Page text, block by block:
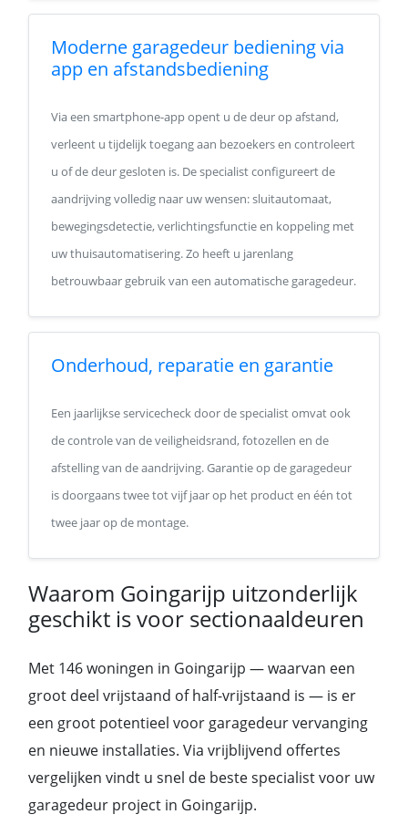
Moderne garagedeur bediening via
app en afstandsbediening
Via een smartphone-app opent u de deur op afstand,
verleent u tijdelijk toegang aan bezoekers en controleert
u of de deur gesloten is. De specialist configureert de
aandrijving volledig naar uw wensen: sluitautomaat,
bewegingsdetectie, verlichtingsfunctie en koppeling met
uw thuisautomatisering. Zo heeft u jarenlang
betrouwbaar gebruik van een automatische garagedeur.
Onderhoud, reparatie en garantie
Een jaarlijkse servicecheck door de specialist omvat ook
de controle van de veiligheidsrand, fotozellen en de
afstelling van de aandrijving. Garantie op de garagedeur
is doorgaans twee tot vijf jaar op het product en één tot
twee jaar op de montage.
Waarom Goingarijp uitzonderlijk
geschikt is voor sectionaaldeuren
Met 146 woningen in Goingarijp — waarvan een
groot deel vrijstaand of half-vrijstaand is — is er
een groot potentieel voor garagedeur vervanging
en nieuwe installaties. Via vrijblijvend offertes
vergelijken vindt u snel de beste specialist voor uw
garagedeur project in Goingarijp.